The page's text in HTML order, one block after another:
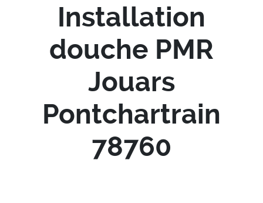
Installation
douche PMR
Jouars
Pontchartrain
78760